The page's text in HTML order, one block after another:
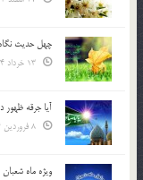
چهل حدیث
آیا جرقه
ویژه ماه